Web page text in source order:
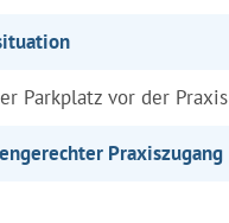
Parkplatz vor der Praxis
Praxiszugang